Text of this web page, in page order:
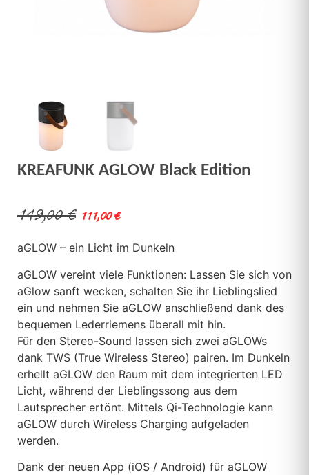
KREAFUNK AGLOW Black Edition
149,00€ 111,00€
aGLOW – ein Licht im Dunkeln
aGLOW vereint viele Funktionen: Lassen Sie sich von
aGlow sanft wecken, schalten Sie ihr Lieblingslied
ein und nehmen Sie aGLOW anschließend dank des
bequemen Lederriemens überall mit hin.
Für den Stereo-Sound lassen sich zwei aGLOWs
dank TWS (True Wireless Stereo) pairen. Im Dunkeln
erhellt aGLOW den Raum mit dem integrierten LED
Licht, während der Lieblingssong aus dem
Lautsprecher ertönt. Mittels Qi-Technologie kann
aGLOW durch Wireless Charging aufgeladen
werden.
Dank der neuen App (iOS / Android) für aGLOW